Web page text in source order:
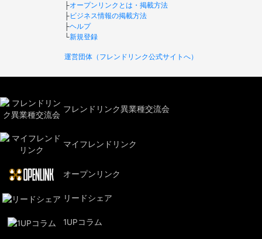
├オープンリンクとは・掲載方法
├ビジネス情報の掲載方法
├ヘルプ
└新規登録
運営団体（フレンドリンク公式サイトへ）
フレンドリンク異業種交流会
マイフレンドリンク
オープンリンク
リードシェア
1UPコラム